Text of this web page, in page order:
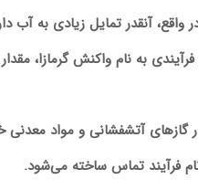
آنقدر تمایل زیادی به آب
به نام واکنش گرمازا،
گازهای آتشفشانی و مواد
فرآیند تماس ساخته می‌شود.